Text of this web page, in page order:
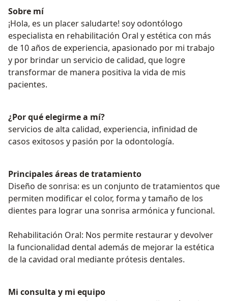
Sobre mí
¡Hola, es un placer saludarte! soy odontólogo
especialista en rehabilitación Oral y estética con más
de 10 años de experiencia, apasionado por mi trabajo
y por brindar un servicio de calidad, que logre
transformar de manera positiva la vida de mis
pacientes.
¿Por qué elegirme a mí?
servicios de alta calidad, experiencia, infinidad de
casos exitosos y pasión por la odontología.
Principales áreas de tratamiento
Diseño de sonrisa: es un conjunto de tratamientos que
permiten modificar el color, forma y tamaño de los
dientes para lograr una sonrisa armónica y funcional.
Rehabilitación Oral: Nos permite restaurar y devolver
la funcionalidad dental además de mejorar la estética
de la cavidad oral mediante prótesis dentales.
Mi consulta y mi equipo